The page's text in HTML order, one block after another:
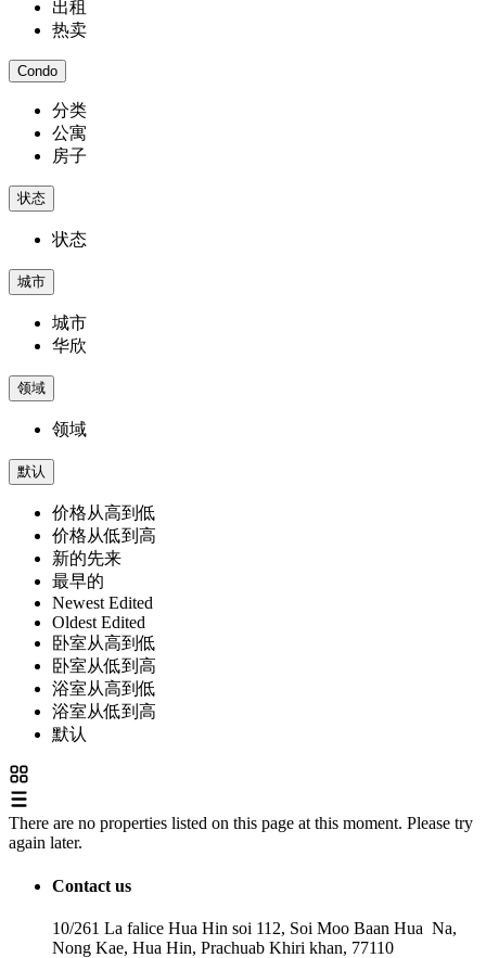
出租
热卖
Condo
分类
公寓
房子
状态
状态
城市
城市
华欣
领域
领域
默认
价格从高到低
价格从低到高
新的先来
最早的
Newest Edited
Oldest Edited
卧室从高到低
卧室从低到高
浴室从高到低
浴室从低到高
默认
There are no properties listed on this page at this moment. Please try
again later.
Contact us
10/261 La falice Hua Hin soi 112, Soi Moo Baan Hua Na,
Nong Kae, Hua Hin, Prachuab Khiri khan, 77110